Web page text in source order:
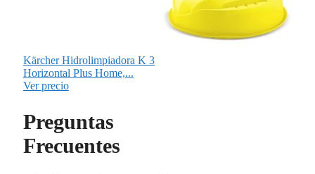
Kärcher Hidrolimpiadora K 3
Horizontal Plus Home,...
Ver precio
Preguntas
Frecuentes